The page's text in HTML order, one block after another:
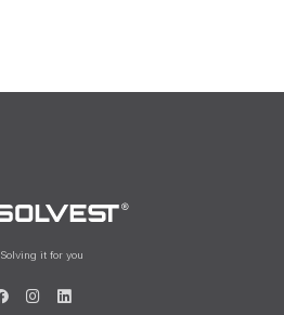
Solving it for you